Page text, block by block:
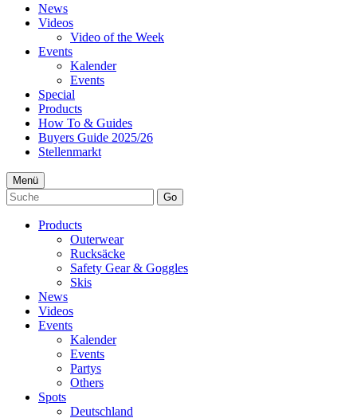
News
Videos
Video of the Week
Events
Kalender
Events
Special
Products
How To & Guides
Buyers Guide 2025/26
Stellenmarkt
Menü
Go
Products
Outerwear
Rucksäcke
Safety Gear & Goggles
Skis
News
Videos
Events
Kalender
Events
Partys
Others
Spots
Deutschland